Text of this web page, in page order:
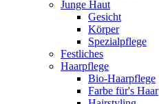
Junge Haut
Gesicht
Körper
Spezialpflege
Festliches
Haarpflege
Bio-Haarpflege
Farbe für's Haar